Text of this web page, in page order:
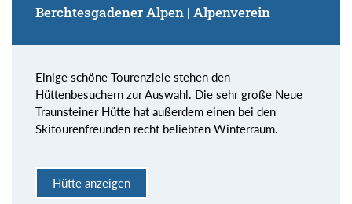
Berchtesgadener Alpen | Alpenverein
Einige schöne Tourenziele stehen den
Hüttenbesuchern zur Auswahl. Die sehr große Neue
Traunsteiner Hütte hat außerdem einen bei den
Skitourenfreunden recht beliebten Winterraum.
Hütte anzeigen